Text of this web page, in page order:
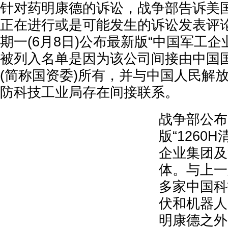
针对药明康德的诉讼，战争部告诉美
正在进行或是可能发生的诉讼发表评
期一(6月8日)公布最新版“中国军工企
被列入名单是因为该公司间接由中国
(简称国资委)所有，并与中国人民解
防科技工业局存在间接联系。
战争部公
版“1260H
企业集团
体。与上
多家中国
伏和机器
明康德之